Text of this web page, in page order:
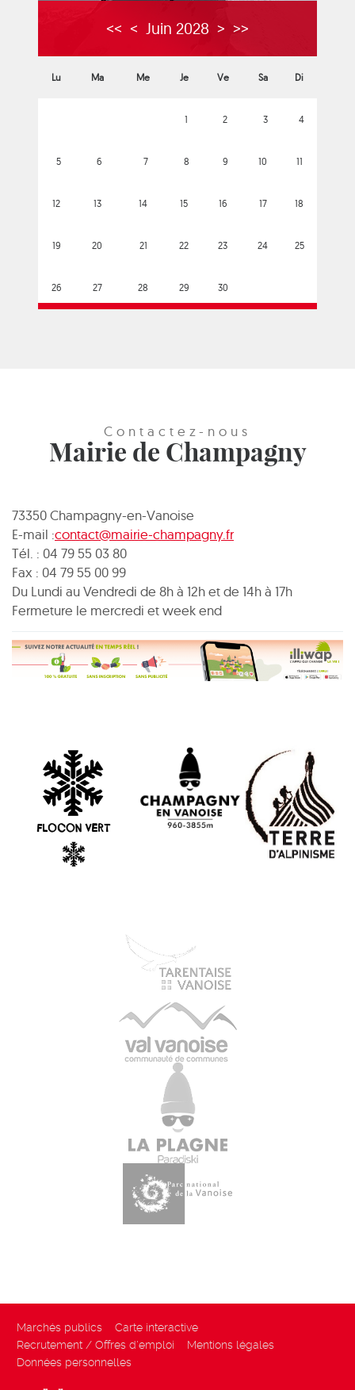
<< < Juin 2028 > >>
Lu Ma Me Je Ve Sa Di
1 2 3 4
5 6 7 8 9 10 11
12 13 14 15 16 17 18
19 20 21 22 23 24 25
26 27 28 29 30
Contactez-nous
Mairie de Champagny
73350 Champagny-en-Vanoise
E-mail :contact@mairie-champagny.fr
Tél. : 04 79 55 03 80
Fax : 04 79 55 00 99
Du Lundi au Vendredi de 8h à 12h et de 14h à 17h
Fermeture le mercredi et week end
Marchés publics
Carte interactive
Recrutement / Offres d'emploi
Mentions légales
Données personnelles